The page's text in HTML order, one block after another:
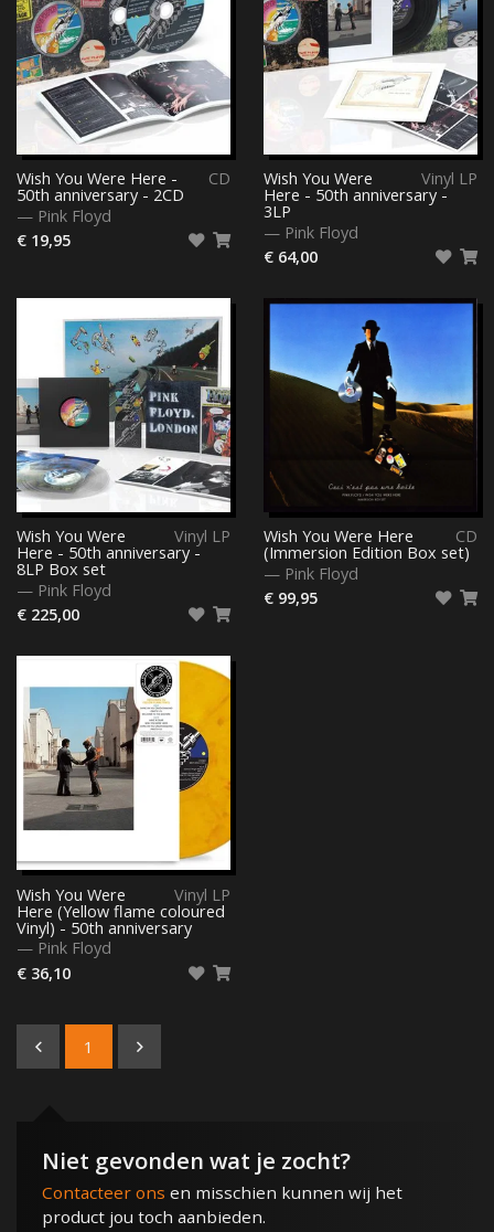
CD
Wish You Were Here -
50th anniversary - 2CD
— Pink Floyd
€ 19,95
Vinyl LP
Wish You Were
Here - 50th anniversary -
3LP
— Pink Floyd
€ 64,00
Vinyl LP
Wish You Were
Here - 50th anniversary -
8LP Box set
— Pink Floyd
€ 225,00
CD
Wish You Were Here
(Immersion Edition Box set)
— Pink Floyd
€ 99,95
Vinyl LP
Wish You Were
Here (Yellow flame coloured
Vinyl) - 50th anniversary
— Pink Floyd
€ 36,10
1
Niet gevonden wat je zocht?
Contacteer ons en misschien kunnen wij het
product jou toch aanbieden.